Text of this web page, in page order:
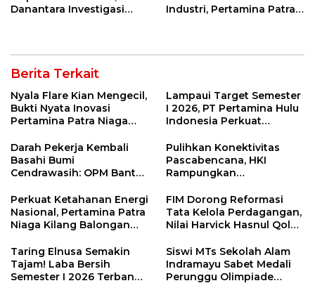
Danantara Investigasi
Industri, Pertamina Patra
Bandung
Berita Terkait
Nyala Flare Kian Mengecil,
Bukti Nyata Inovasi
Pertamina Patra Niaga
Net Zero Emission 2060
Lampaui Target Semester
I 2026, PT Pertamina Hulu
Indonesia Perkuat
Nasional Lewat Inovasi &
Keselamatan Kerja
Darah Pekerja Kembali
Basahi Bumi
Cendrawasih: OPM Bantai
di Tolikara!
Pulihkan Konektivitas
Pascabencana, HKI
Rampungkan
Lembah Anai dan Malalak
Perkuat Ketahanan Energi
Nasional, Pertamina Patra
Niaga Kilang Balongan
Jetty Propylene
FIM Dorong Reformasi
Tata Kelola Perdagangan,
Nilai Harvick Hasnul Qolbi
Riil
Taring Elnusa Semakin
Tajam! Laba Bersih
Semester I 2026 Terbang
Siswi MTs Sekolah Alam
Indramayu Sabet Medali
Perunggu Olimpiade